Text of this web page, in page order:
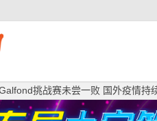
挑战赛未尝一败 国外疫情持